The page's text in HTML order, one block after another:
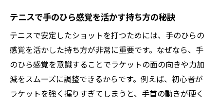
テニスで手のひら感覚を活かす持ち方の秘訣
テニスで安定したショットを打つためには、手のひらの
感覚を活かした持ち方が非常に重要です。なぜなら、手
のひら感覚を意識することでラケットの面の向きや力加
減をスムーズに調整できるからです。例えば、初心者が
ラケットを強く握りすぎてしまうと、手首の動きが硬く